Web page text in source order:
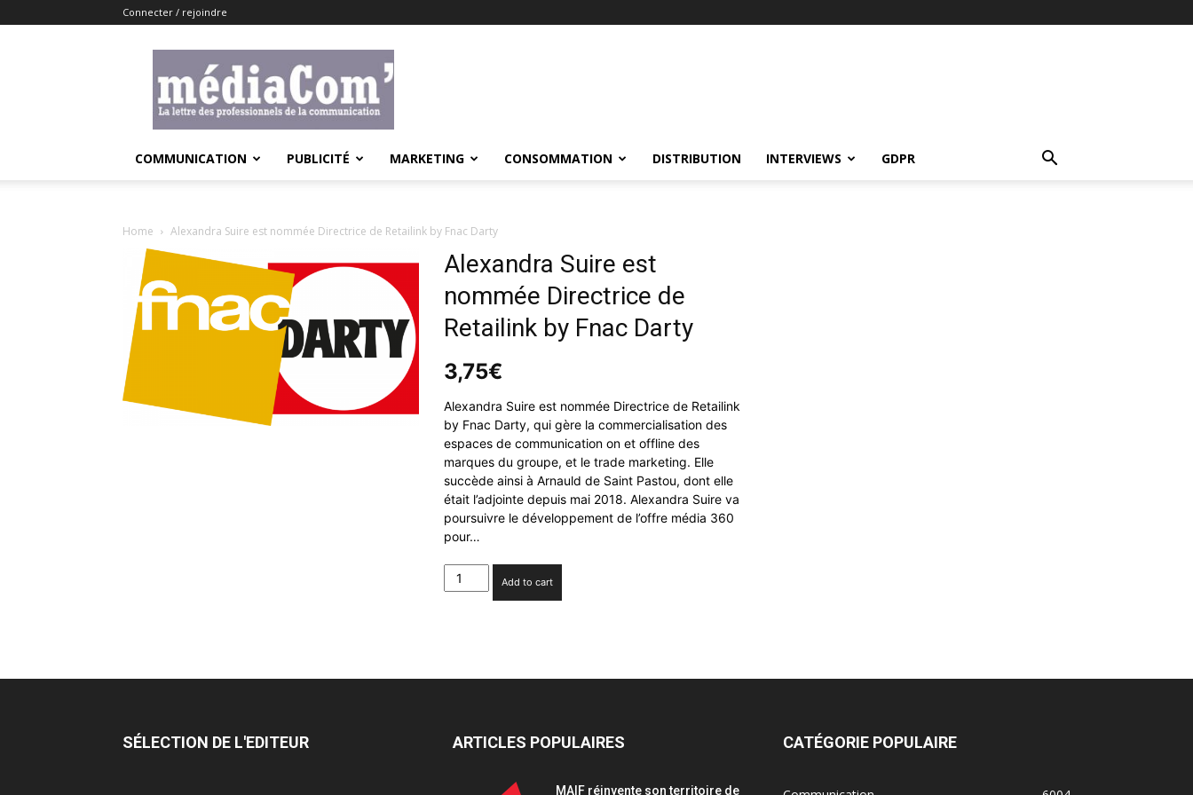
Connecter / rejoindre
COMMUNICATION PUBLICITÉ MARKETING CONSOMMATION DISTRIBUTION INTERVIEWS GDPR
Home Alexandra Suire est nommée Directrice de Retailink by Fnac Darty
Alexandra Suire est
nommée Directrice de
Retailink by Fnac Darty
3,75€
Alexandra Suire est nommée Directrice de Retailink
by Fnac Darty, qui gère la commercialisation des
espaces de communication on et offline des
marques du groupe, et le trade marketing. Elle
succède ainsi à Arnauld de Saint Pastou, dont elle
était l’adjointe depuis mai 2018. Alexandra Suire va
poursuivre le développement de l’offre média 360
pour…
Alexandra
Suire
Darty
Add to cart
SÉLECTION DE L'EDITEUR ARTICLES POPULAIRES
MAIF réinvente son territoire de
CATÉGORIE POPULAIRE